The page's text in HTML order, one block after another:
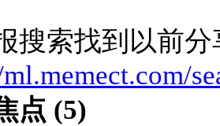
搜索找到以前
点 (5)